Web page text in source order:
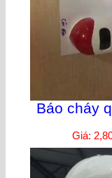
Báo cháy
Giá: